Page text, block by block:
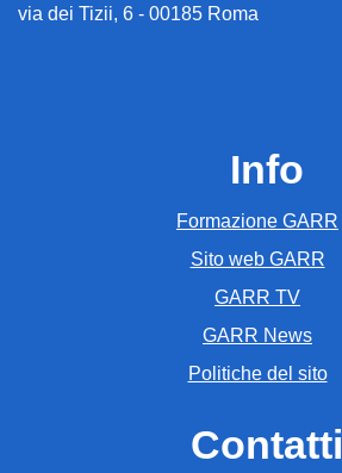
via dei Tizii, 6 - 00185 Roma
Info
Formazione GARR
Sito web GARR
GARR TV
GARR News
Politiche del sito
Contatti